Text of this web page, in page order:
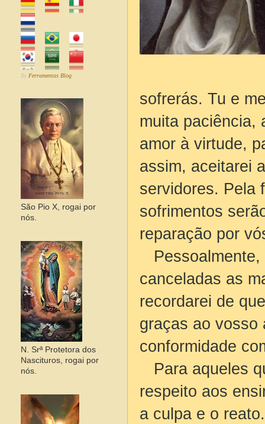
sofrerás. Tu e
muita paciência,
amor à virtude,
assim, aceitarei
servidores. Pela
sofrimentos
reparação por
Pessoalmente,
canceladas as
recordarei de
graças ao vosso
conformidade
Para aqueles
respeito aos
a culpa e o
By Ferramentas Blog
São Pio X, rogai por
nós.
N. Srª Protetora dos
Nascituros, rogai por
nós.